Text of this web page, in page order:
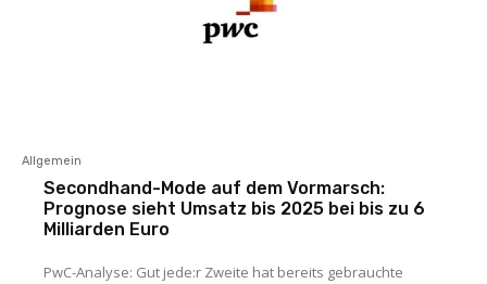
Allgemein
Secondhand-Mode auf dem Vormarsch:
Prognose sieht Umsatz bis 2025 bei bis zu 6
Milliarden Euro
PwC-Analyse: Gut jede:r Zweite hat bereits gebrauchte